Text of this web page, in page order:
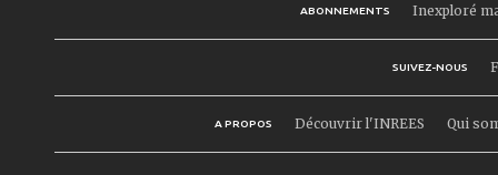
ABONNEMENTS Inexploré
SUIVEZ-NOUS
A PROPOS Découvrir l'INREES Qui